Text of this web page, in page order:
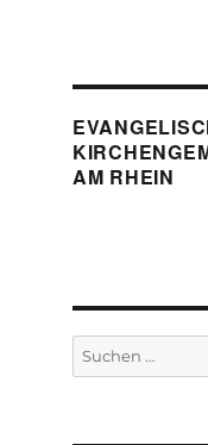
AM RHEIN
Suche
nach: